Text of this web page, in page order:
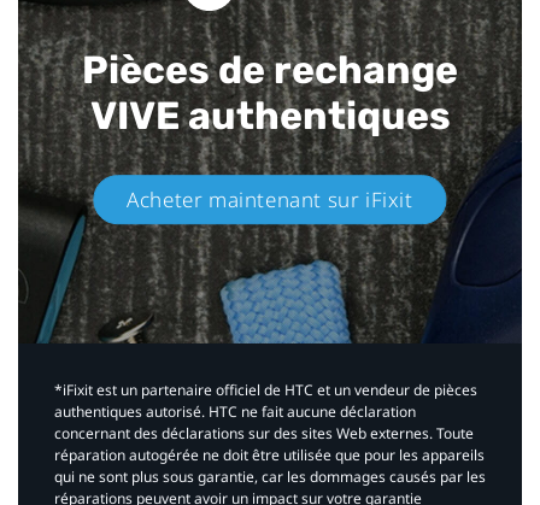
Pièces de rechange
VIVE authentiques​
Acheter maintenant sur iFixit​
*iFixit est un partenaire officiel de HTC et un vendeur de pièces
authentiques autorisé. HTC ne fait aucune déclaration
concernant des déclarations sur des sites Web externes. Toute
réparation autogérée ne doit être utilisée que pour les appareils
qui ne sont plus sous garantie, car les dommages causés par les
réparations peuvent avoir un impact sur votre garantie